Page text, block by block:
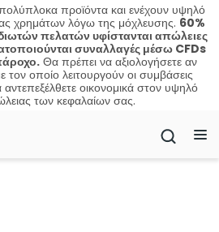
προϊόντα και ενέχουν υψηλό
χρημάτων λόγω της μόχλευσης. 60%
πελατών υφίστανται απώλειες
συναλλαγές μέσω CFDs
Θα πρέπει να αξιολογήσετε αν
τον οποίο λειτουργούν οι συμβάσεις
οικονομικά στον υψηλό
των κεφαλαίων σας.